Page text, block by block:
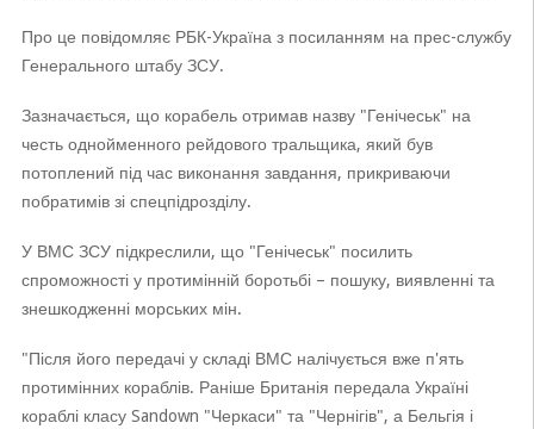
Про це повідомляє РБК-Україна з посиланням на прес-службу
Генерального штабу ЗСУ.
Зазначається, що корабель отримав назву "Генічеськ" на
честь однойменного рейдового тральщика, який був
потоплений під час виконання завдання, прикриваючи
побратимів зі спецпідрозділу.
У ВМС ЗСУ підкреслили, що "Генічеськ" посилить
спроможності у протимінній боротьбі – пошуку, виявленні та
знешкодженні морських мін.
"Після його передачі у складі ВМС налічується вже п'ять
протимінних кораблів. Раніше Британія передала Україні
кораблі класу Sandown "Черкаси" та "Чернігів", а Бельгія і